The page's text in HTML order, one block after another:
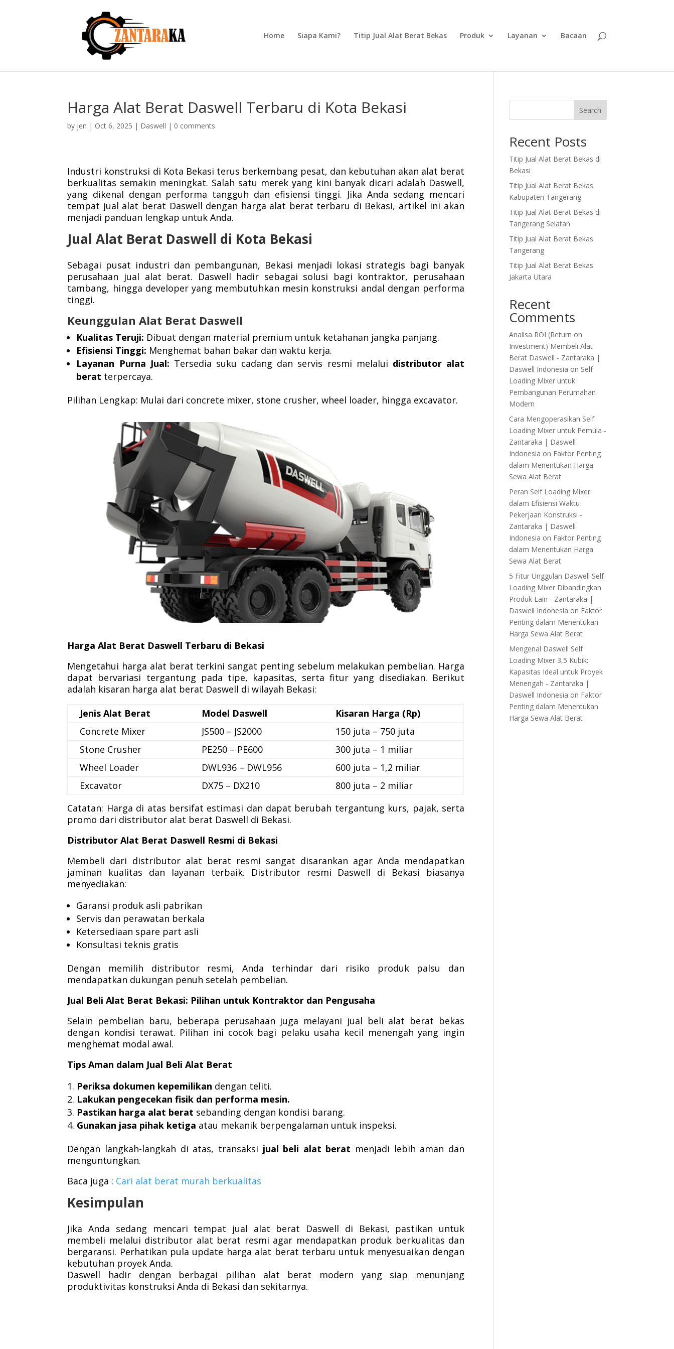
Home Siapa Kami? Titip Jual Alat Berat Bekas Produk Layanan Bacaan
Harga Alat Berat Daswell Terbaru di Kota Bekasi
by jen | Oct 6, 2025 | Daswell | 0 comments
Industri konstruksi di Kota Bekasi terus berkembang pesat, dan kebutuhan akan alat berat
berkualitas semakin meningkat. Salah satu merek yang kini banyak dicari adalah Daswell,
yang dikenal dengan performa tangguh dan efisiensi tinggi. Jika Anda sedang mencari
tempat jual alat berat Daswell dengan harga alat berat terbaru di Bekasi, artikel ini akan
menjadi panduan lengkap untuk Anda.
Jual Alat Berat Daswell di Kota Bekasi
Sebagai pusat industri dan pembangunan, Bekasi menjadi lokasi strategis bagi banyak
perusahaan jual alat berat. Daswell hadir sebagai solusi bagi kontraktor, perusahaan
tambang, hingga developer yang membutuhkan mesin konstruksi andal dengan performa
tinggi.
Keunggulan Alat Berat Daswell
Kualitas Teruji: Dibuat dengan material premium untuk ketahanan jangka panjang.
Efisiensi Tinggi: Menghemat bahan bakar dan waktu kerja.
Layanan Purna Jual: Tersedia suku cadang dan servis resmi melalui distributor alat
berat terpercaya.
Pilihan Lengkap: Mulai dari concrete mixer, stone crusher, wheel loader, hingga excavator.
Harga Alat Berat Daswell Terbaru di Bekasi
Mengetahui harga alat berat terkini sangat penting sebelum melakukan pembelian. Harga
dapat bervariasi tergantung pada tipe, kapasitas, serta fitur yang disediakan. Berikut
adalah kisaran harga alat berat Daswell di wilayah Bekasi:
Jenis Alat Berat
Model Daswell
Kisaran Harga (Rp)
Concrete Mixer
JS500 – JS2000
150 juta – 750 juta
Stone Crusher
PE250 – PE600
300 juta – 1 miliar
Wheel Loader
DWL936 – DWL956
600 juta – 1,2 miliar
Excavator
DX75 – DX210
800 juta – 2 miliar
Catatan: Harga di atas bersifat estimasi dan dapat berubah tergantung kurs, pajak, serta
promo dari distributor alat berat Daswell di Bekasi.
Distributor Alat Berat Daswell Resmi di Bekasi
Membeli dari distributor alat berat resmi sangat disarankan agar Anda mendapatkan
jaminan kualitas dan layanan terbaik. Distributor resmi Daswell di Bekasi biasanya
menyediakan:
Garansi produk asli pabrikan
Servis dan perawatan berkala
Ketersediaan spare part asli
Konsultasi teknis gratis
Dengan memilih distributor resmi, Anda terhindar dari risiko produk palsu dan
mendapatkan dukungan penuh setelah pembelian.
Jual Beli Alat Berat Bekasi: Pilihan untuk Kontraktor dan Pengusaha
Selain pembelian baru, beberapa perusahaan juga melayani jual beli alat berat bekas
dengan kondisi terawat. Pilihan ini cocok bagi pelaku usaha kecil menengah yang ingin
menghemat modal awal.
Tips Aman dalam Jual Beli Alat Berat
Periksa dokumen kepemilikan dengan teliti.
Lakukan pengecekan fisik dan performa mesin.
Pastikan harga alat berat sebanding dengan kondisi barang.
Gunakan jasa pihak ketiga atau mekanik berpengalaman untuk inspeksi.
Dengan langkah-langkah di atas, transaksi jual beli alat berat menjadi lebih aman dan
menguntungkan.
Baca juga : Cari alat berat murah berkualitas
Kesimpulan
Jika Anda sedang mencari tempat jual alat berat Daswell di Bekasi, pastikan untuk
membeli melalui distributor alat berat resmi agar mendapatkan produk berkualitas dan
bergaransi. Perhatikan pula update harga alat berat terbaru untuk menyesuaikan dengan
kebutuhan proyek Anda.
Daswell hadir dengan berbagai pilihan alat berat modern yang siap menunjang
produktivitas konstruksi Anda di Bekasi dan sekitarnya.
Search
Recent Posts
Titip Jual Alat Berat Bekas di
Bekasi
Titip Jual Alat Berat Bekas
Kabupaten Tangerang
Titip Jual Alat Berat Bekas di
Tangerang Selatan
Titip Jual Alat Berat Bekas
Tangerang
Titip Jual Alat Berat Bekas
Jakarta Utara
Recent
Comments
Analisa ROI (Return on
Investment) Membeli Alat
Berat Daswell - Zantaraka |
Daswell Indonesia on Self
Loading Mixer untuk
Pembangunan Perumahan
Modern
Cara Mengoperasikan Self
Loading Mixer untuk Pemula -
Zantaraka | Daswell
Indonesia on Faktor Penting
dalam Menentukan Harga
Sewa Alat Berat
Peran Self Loading Mixer
dalam Efisiensi Waktu
Pekerjaan Konstruksi -
Zantaraka | Daswell
Indonesia on Faktor Penting
dalam Menentukan Harga
Sewa Alat Berat
5 Fitur Unggulan Daswell Self
Loading Mixer Dibandingkan
Produk Lain - Zantaraka |
Daswell Indonesia on Faktor
Penting dalam Menentukan
Harga Sewa Alat Berat
Mengenal Daswell Self
Loading Mixer 3,5 Kubik:
Kapasitas Ideal untuk Proyek
Menengah - Zantaraka |
Daswell Indonesia on Faktor
Penting dalam Menentukan
Harga Sewa Alat Berat